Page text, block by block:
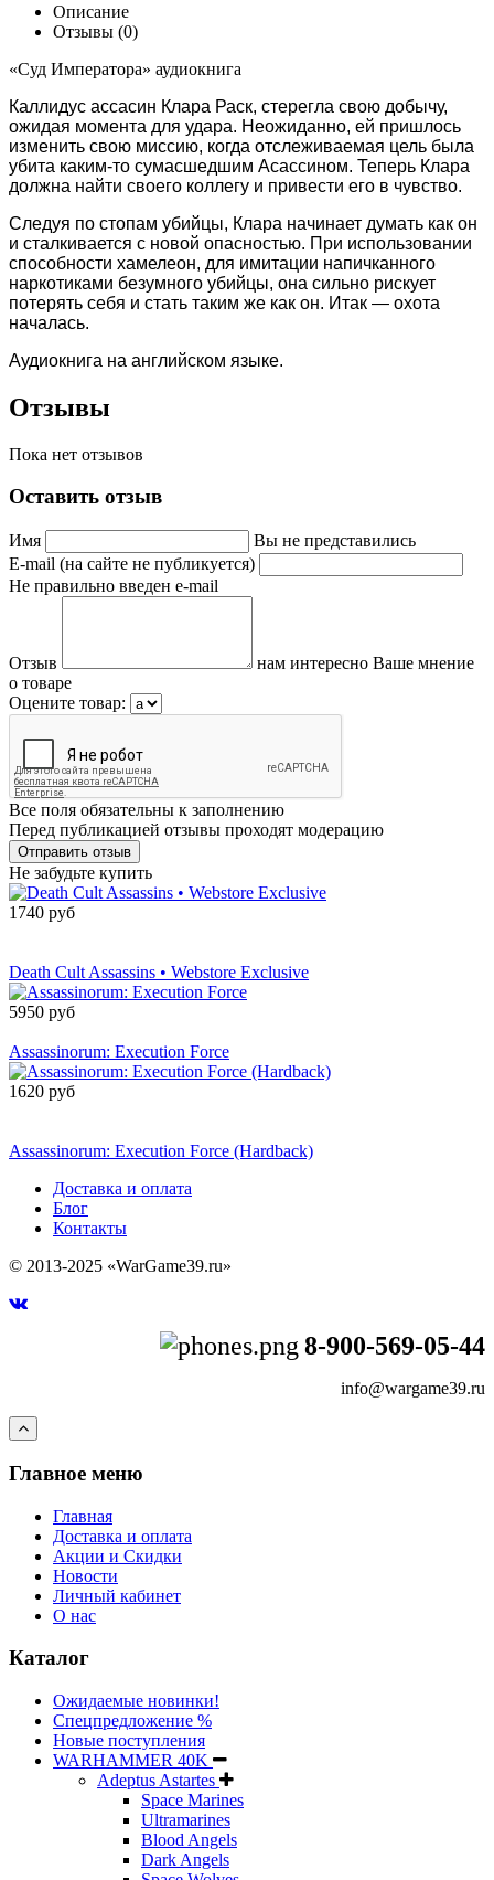
Описание
Отзывы (0)
«Суд Императора» аудиокнига
Каллидус ассасин Клара Раск, стерегла свою добычу,
ожидая момента для удара. Неожиданно, ей пришлось
изменить свою миссию, когда отслеживаемая цель была
убита каким-то сумасшедшим Асассином. Теперь Клара
должна найти своего коллегу и привести его в чувство.
Следуя по стопам убийцы, Клара начинает думать как он
и сталкивается с новой опасностью. При использовании
способности хамелеон, для имитации напичканного
наркотиками безумного убийцы, она сильно рискует
потерять себя и стать таким же как он. Итак — охота
началась.
Аудиокнига на английском языке.
Отзывы
Пока нет отзывов
Оставить отзыв
Имя
Вы не представились
E-mail (на сайте не публикуется)
Не правильно введен e-mail
Отзыв
нам интересно Ваше мнение
о товаре
Оцените товар:
Все поля обязательны к заполнению
Перед публикацией отзывы проходят модерацию
Не забудьте купить
1740 руб
Death Cult Assassins • Webstore Exclusive
5950 руб
Assassinorum: Execution Force
1620 руб
Assassinorum: Execution Force (Hardback)
Доставка и оплата
Блог
Контакты
© 2013-2025 «WarGame39.ru»
8-900-569-05-44
info@wargame39.ru
Главное меню
Главная
Доставка и оплата
Акции и Скидки
Новости
Личный кабинет
О нас
Каталог
Ожидаемые новинки!
Спецпредложение %
Новые поступления
WARHAMMER 40K
Adeptus Astartes
Space Marines
Ultramarines
Blood Angels
Dark Angels